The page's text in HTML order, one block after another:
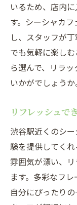
いるため、店内
す。シーシャカ
し、スタッフが
でも気軽に楽し
ら選んで、リラ
いかがでしょうか
リフレッシュで
渋谷駅近くのシ
験を提供してく
雰囲気が漂い、
ます。多彩なフ
自分にぴったり